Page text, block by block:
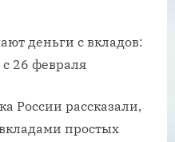
России рассказали,
простых